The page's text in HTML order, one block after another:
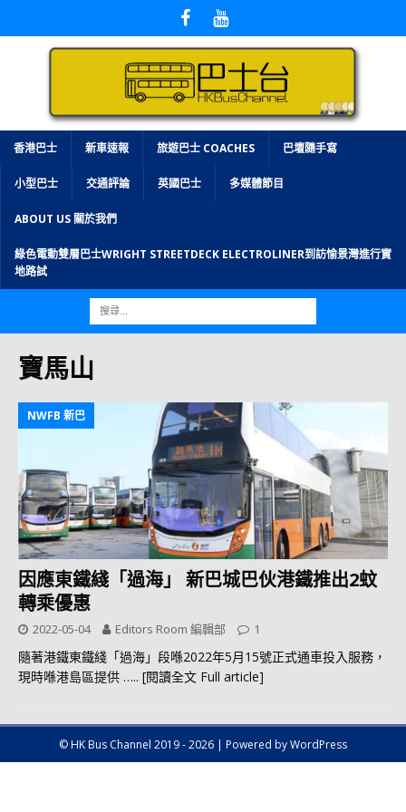
香港巴士 新車速報 旅遊巴士 COACHES 巴壇隨手寫
小型巴士 交通評論 英國巴士 多媒體節目
ABOUT US 關於我們
綠色電動雙層巴士WRIGHT STREETDECK ELECTROLINER到訪愉景灣進行實
地路試
寶馬山
NWFB 新巴
因應東鐵綫「過海」 新巴城巴伙港鐵推出2蚊
轉乘優惠
2022-05-04 Editors Room 編輯部 1
隨著港鐵東鐵綫「過海」段喺2022年5月15號正式通車投入服務，
現時喺港島區提供 ….. [閱讀全文 Full article]
© HK Bus Channel 2019 - 2026 | Powered by WordPress